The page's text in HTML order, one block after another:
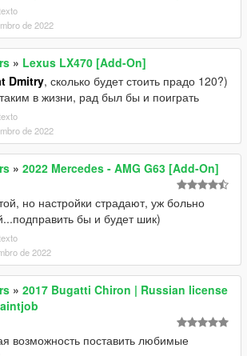
/>
value="188,055" />
value="2.60000" />
value="0.465000" />
value="0.450000" />
value="40.000000" />
value="3.100000" />
value="3.000000" />
value="23.000000" />
value="0,150000" />
value="1.000000" />
value="0.000000"/>
value="0.494000"/>
value="0.600000"/>
value="3.100000"/>
value="2.100000"/>
value="3.300000"/>
value="0.140000"/>
value="-0.160000"/>
value="-0.050000"/>
value="0.500000"/>
de 2022
» Lexus LX470 [Add-On]
Dmitry, сколько будет стоить прадо 120?)
в жизни, рад был бы и поиграть
de 2022
» 2022 Mercedes - AMG G63 [Add-On]
но настройки страдают, уж больно
бы и будет шик)
de 2022
» 2017 Bugatti Chiron | Russian license
возможность поставить любимые